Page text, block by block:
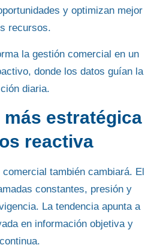
y optimizan mejor
recursos.
la gestión comercial en un
donde los datos guían la
diaria.
estratégica
reactiva
también cambiará. El
constantes, presión y
. La tendencia apunta a
en información objetiva y
continua.